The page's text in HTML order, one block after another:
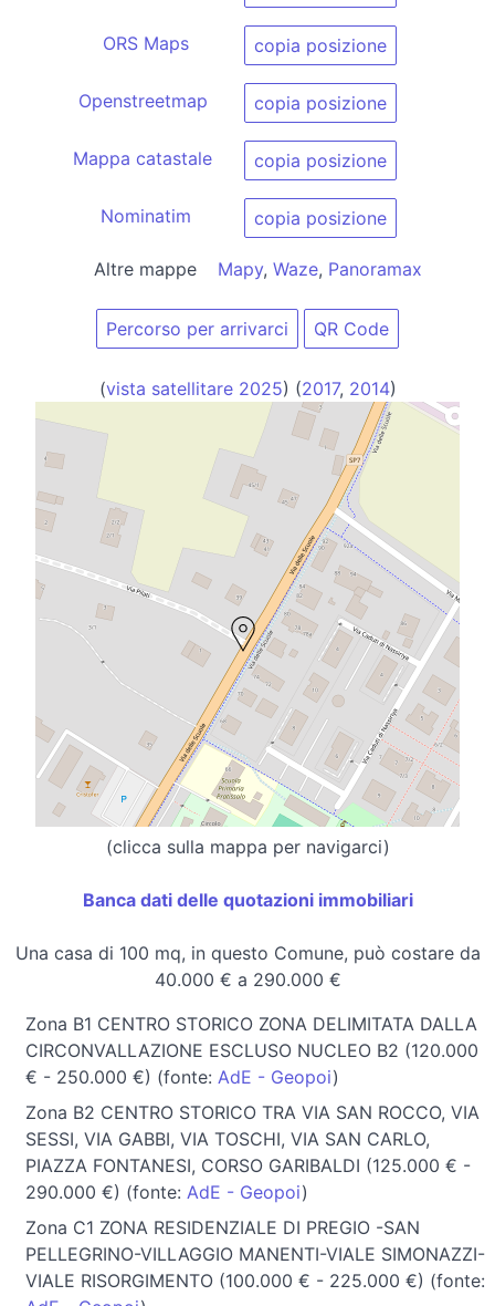
ORS Maps copia posizione
Openstreetmap copia posizione
Mappa catastale copia posizione
Nominatim copia posizione
Altre mappe Mapy, Waze, Panoramax
Percorso per arrivarci QR Code
(vista satellitare 2025) (2017, 2014)
(clicca sulla mappa per navigarci)
Banca dati delle quotazioni immobiliari
Una casa di 100 mq, in questo Comune, può costare da
40.000 € a 290.000 €
Zona B1 CENTRO STORICO ZONA DELIMITATA DALLA
CIRCONVALLAZIONE ESCLUSO NUCLEO B2 (120.000
€ - 250.000 €) (fonte: AdE - Geopoi)
Zona B2 CENTRO STORICO TRA VIA SAN ROCCO, VIA
SESSI, VIA GABBI, VIA TOSCHI, VIA SAN CARLO,
PIAZZA FONTANESI, CORSO GARIBALDI (125.000 € -
290.000 €) (fonte: AdE - Geopoi)
Zona C1 ZONA RESIDENZIALE DI PREGIO -SAN
PELLEGRINO-VILLAGGIO MANENTI-VIALE SIMONAZZI-
VIALE RISORGIMENTO (100.000 € - 225.000 €) (fonte: